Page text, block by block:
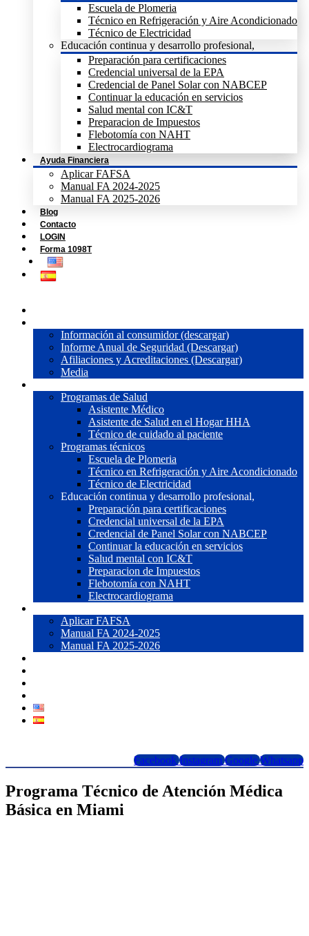
Escuela de Plomeria
Técnico en Refrigeración y Aire Acondicionado
Técnico de Electricidad
Educación continua y desarrollo profesional,
Preparación para certificaciones
Credencial universal de la EPA
Credencial de Panel Solar con NABCEP
Continuar la educación en servicios
Salud mental con IC&T
Preparacion de Impuestos
Flebotomía con NAHT
Electrocardiograma
Ayuda Financiera
Aplicar FAFSA
Manual FA 2024-2025
Manual FA 2025-2026
Blog
Contacto
LOGIN
Forma 1098T
Información al consumidor (descargar)
Informe Anual de Seguridad (Descargar)
Afiliaciones y Acreditaciones (Descargar)
Media
Programas de Salud
Asistente Médico
Asistente de Salud en el Hogar HHA
Técnico de cuidado al paciente
Programas técnicos
Escuela de Plomeria
Técnico en Refrigeración y Aire Acondicionado
Técnico de Electricidad
Educación continua y desarrollo profesional,
Preparación para certificaciones
Credencial universal de la EPA
Credencial de Panel Solar con NABCEP
Continuar la educación en servicios
Salud mental con IC&T
Preparacion de Impuestos
Flebotomía con NAHT
Electrocardiograma
Aplicar FAFSA
Manual FA 2024-2025
Manual FA 2025-2026
Facebook Instagram Google Whatsapp
Programa Técnico de Atención Médica
Básica en Miami